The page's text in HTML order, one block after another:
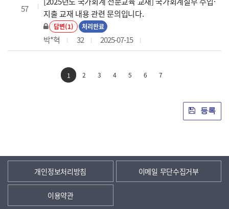
57
지출 교재 내용 관련 문의입니다.
답변(1) 처리완료
박*혁 32 2025-07-15
1 2 3 4 5 6 7
등록
개인정보처리방침 이메일 무단수집거부
이용약관